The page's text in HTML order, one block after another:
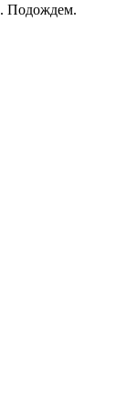
Подождем.